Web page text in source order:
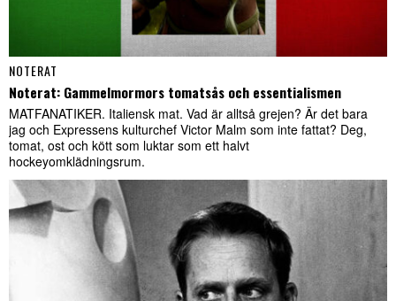
NOTERAT
Noterat: Gammelmormors tomatsås och essentialismen
MATFANATIKER. Italiensk mat. Vad är alltså grejen? Är det bara
jag och Expressens kulturchef Victor Malm som inte fattat? Deg,
tomat, ost och kött som luktar som ett halvt
hockeyomklädningsrum.